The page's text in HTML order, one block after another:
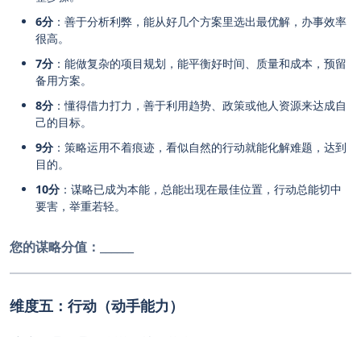
6分：善于分析利弊，能从好几个方案里选出最优解，办事效率
很高。
7分：能做复杂的项目规划，能平衡好时间、质量和成本，预留
备用方案。
8分：懂得借力打力，善于利用趋势、政策或他人资源来达成自
己的目标。
9分：策略运用不着痕迹，看似自然的行动就能化解难题，达到
目的。
10分：谋略已成为本能，总能出现在最佳位置，行动总能切中
要害，举重若轻。
您的谋略分值：
维度五：行动（动手能力）